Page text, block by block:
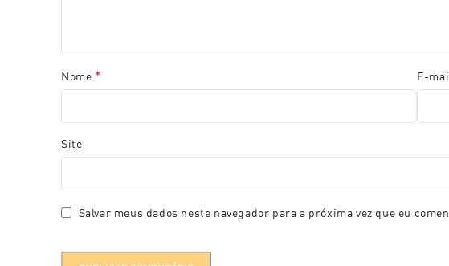
Nome * E-
Site
Salvar meus dados neste navegador para a próxima vez que eu